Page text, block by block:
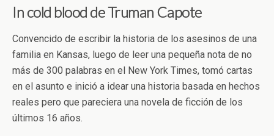
In cold blood de Truman Capote
Convencido de escribir la historia de los asesinos de una
familia en Kansas, luego de leer una pequeña nota de no
más de 300 palabras en el New York Times, tomó cartas
en el asunto e inició a idear una historia basada en hechos
reales pero que pareciera una novela de ficción de los
últimos 16 años.